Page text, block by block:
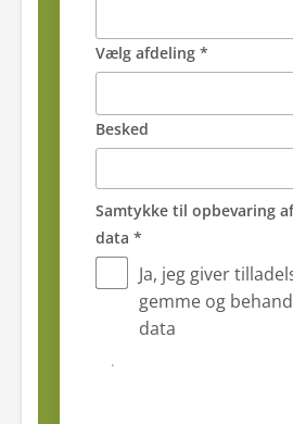
Vælg afdeling *
Besked
Samtykke til opbevaring
data *
Ja, jeg giver
gemme og
data
Send